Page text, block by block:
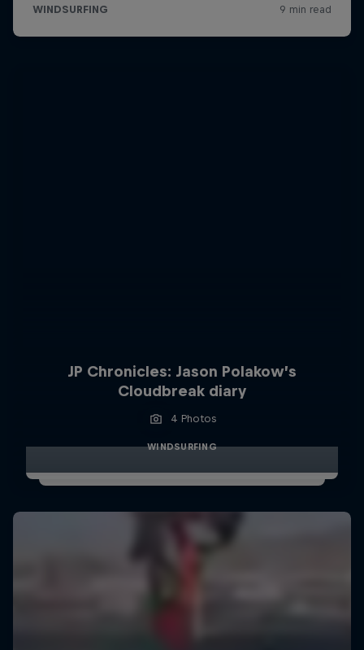
JP Chronicles: Jason Polakow’s
Cloudbreak diary
4 Photos
WINDSURFING